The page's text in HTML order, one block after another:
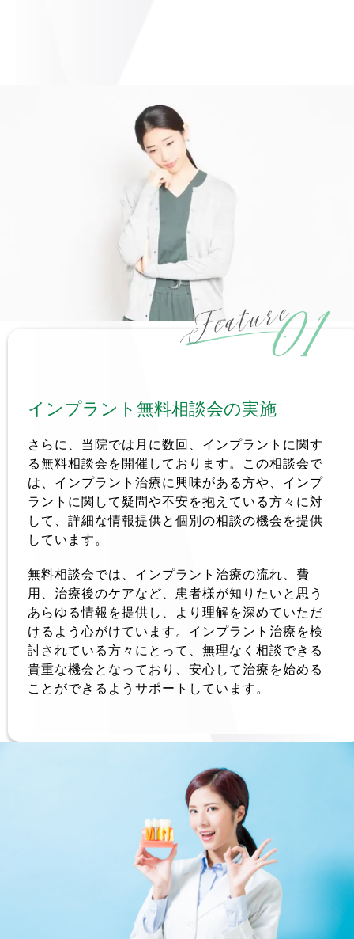
インプラント無料相談会の実施
さらに、当院では月に数回、インプラントに関す
る無料相談会を開催しております。この相談会で
は、インプラント治療に興味がある方や、インプ
ラントに関して疑問や不安を抱えている方々に対
して、詳細な情報提供と個別の相談の機会を提供
しています。
無料相談会では、インプラント治療の流れ、費
用、治療後のケアなど、患者様が知りたいと思う
あらゆる情報を提供し、より理解を深めていただ
けるよう心がけています。インプラント治療を検
討されている方々にとって、無理なく相談できる
貴重な機会となっており、安心して治療を始める
ことができるようサポートしています。